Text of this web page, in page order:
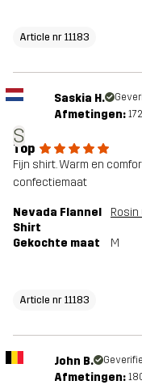
Article nr 11183
S
Saskia H.
Afmetingen:
Top
Fijn shirt. Warm en
confectiemaat
Nevada Flannel
Shirt
Gekochte maat M
Article nr 11183
John B.
Afmetingen: